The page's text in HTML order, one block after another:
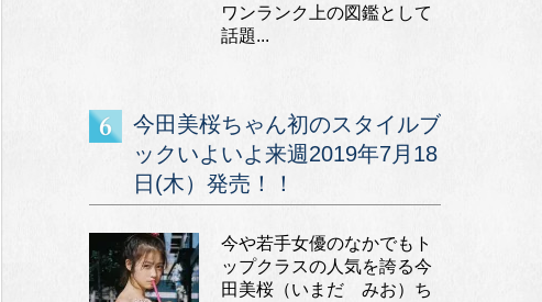
ワンランク上の図鑑として
話題...
今田美桜ちゃん初のスタイルブ
ックいよいよ来週2019年7月18
日(木）発売！！
今や若手女優のなかでもト
ップクラスの人気を誇る今
田美桜（いまだ みお）ち